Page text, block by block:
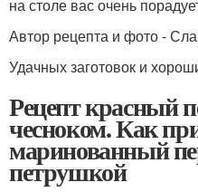
на столе вас очень
Автор рецепта и фото -
Удачных заготовок и
Рецепт красный
чесноком. Как
маринованный
петрушкой